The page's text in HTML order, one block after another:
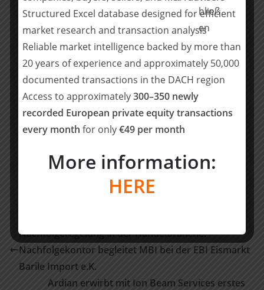
Transaktion wird in den kommenden Wochen erwartet
und steht noch unter dem Vorbehalt der Zustimmung
der Kartellbehörde.
Team RSM Ebner Stolz: Michael Euchner
(Projektverantwortlicher Partner, M&A Advisory), Markus
Heinlein (Partner, M&A Tax), Niklas Zimbehl, Philipp Dille
(Projektleitung, M&A Advisory), Frieder Weiler, Jan Schüttert
(M&A Advisory)
Teilen
Nachfolgeregelung in der Handelbranche:
Nachfolgekontor begleitet MBI bei der EBI Eismarkt
Barile Import e.K.
Ardian erwirbt mit Ion Beam Services erstes
Structured Excel database designed for efficient
market research and transaction analysis
Reliable market intelligence backed by more than
20 years of experience and approximately 50,000
documented transactions in the DACH region
Access to approximately300–350 newly
recorded European private equity transactions
every month for only€49 per month
More information:
HERE